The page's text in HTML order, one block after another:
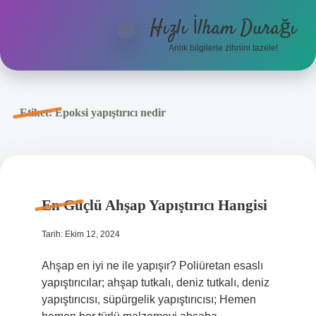
Anasayfa
menüyüHızlı İlham Durağı
Anlık bilgilerle zihnini tazele!
Etiket:Epoksi yapıştırıcı nedir
En Güçlü Ahşap Yapıştırıcı Hangisi
Tarih: Ekim 12, 2024
Ahşap en iyi ne ile yapışır? Poliüretan esaslı
yapıştırıcılar; ahşap tutkalı, deniz tutkalı, deniz
yapıştırıcısı, süpürgelik yapıştırıcısı; Hemen